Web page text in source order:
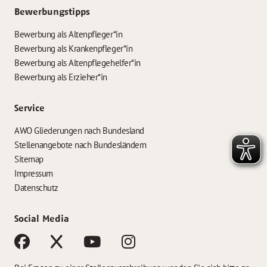
Bewerbungstipps
Bewerbung als Altenpfleger*in
Bewerbung als Krankenpfleger*in
Bewerbung als Altenpflegehelfer*in
Bewerbung als Erzieher*in
Service
AWO Gliederungen nach Bundesland
Stellenangebote nach Bundesländern
Sitemap
Impressum
Datenschutz
Social Media